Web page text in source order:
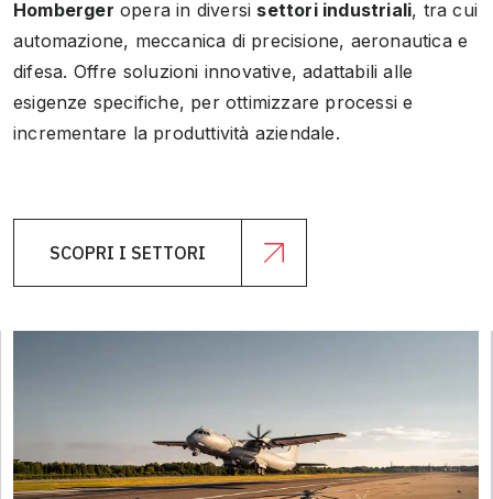
Homberger opera in diversi settori industriali, tra cui
automazione, meccanica di precisione, aeronautica e
difesa. Offre soluzioni innovative, adattabili alle
esigenze specifiche, per ottimizzare processi e
incrementare la produttività aziendale.
SCOPRI I SETTORI